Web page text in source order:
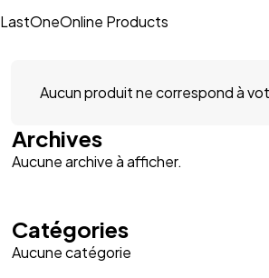
LastOneOnline Products
Aucun produit ne correspond à
Archives
Aucune archive à afficher.
Catégories
Aucune catégorie